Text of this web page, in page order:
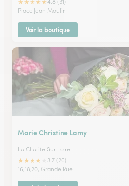
★★★★★4.8 (31)
Place Jean Moulin
Voir la boutique
Marie Christine Lamy
La Charite Sur Loire
★★★★
3.7 (20)
16,18,20, Grande Rue